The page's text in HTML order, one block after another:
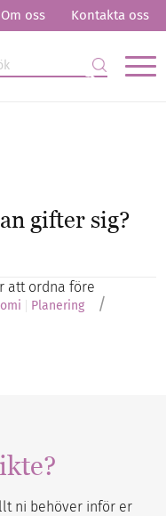
Om oss Kontakta oss
gifter sig?
att ordna före
Planering /
ni behöver inför er